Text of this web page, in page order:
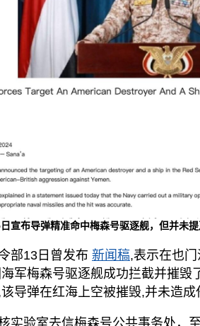
宣布导弹精准命中梅森号驱逐舰，但并未
部13日曾发布 新闻稿,表示在也
军梅森号驱逐舰成功拦截并摧毁
导弹在红海上空被摧毁,并未造成
实验室去信梅森号公共事务处，